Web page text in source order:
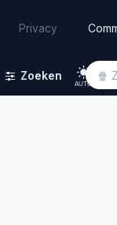
Privacy
Zoeken
AUTO